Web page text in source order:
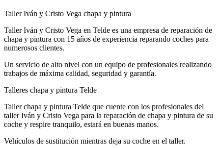
Taller Iván y Cristo Vega chapa y pintura
Taller Iván y Cristo Vega en Telde es una empresa de reparación de
chapa y pintura con 15 años de experiencia reparando coches para
numerosos clientes.
Un servicio de alto nivel con un equipo de profesionales realizando
trabajos de máxima calidad, seguridad y garantía.
Talleres chapa y pintura Telde
Taller chapa y pintura Telde que cuente con los profesionales del
taller Iván y Cristo Vega para la reparación de chapa y pintura de su
coche y respire tranquilo, estará en buenas manos.
Vehículos de sustitución mientras deja su coche en el taller.